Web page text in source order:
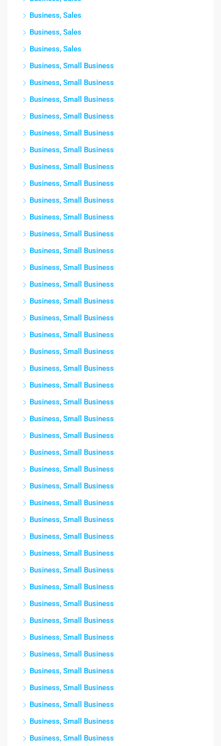
Business, Sales
Business, Sales
Business, Sales
Business, Small Business
Business, Small Business
Business, Small Business
Business, Small Business
Business, Small Business
Business, Small Business
Business, Small Business
Business, Small Business
Business, Small Business
Business, Small Business
Business, Small Business
Business, Small Business
Business, Small Business
Business, Small Business
Business, Small Business
Business, Small Business
Business, Small Business
Business, Small Business
Business, Small Business
Business, Small Business
Business, Small Business
Business, Small Business
Business, Small Business
Business, Small Business
Business, Small Business
Business, Small Business
Business, Small Business
Business, Small Business
Business, Small Business
Business, Small Business
Business, Small Business
Business, Small Business
Business, Small Business
Business, Small Business
Business, Small Business
Business, Small Business
Business, Small Business
Business, Small Business
Business, Small Business
Business, Small Business
Business, Small Business